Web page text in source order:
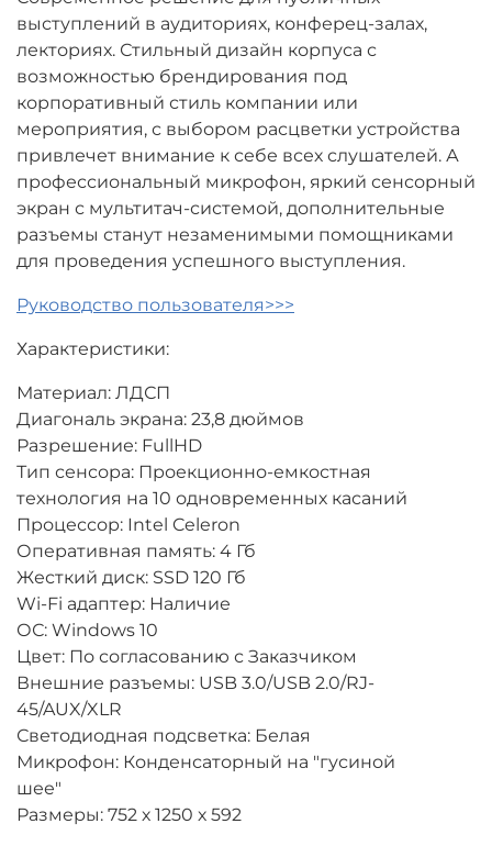
выступлений в аудиториях, конферец-залах,
лекториях. Стильный дизайн корпуса с
возможностью брендирования под
корпоративный стиль компании или
мероприятия, с выбором расцветки устройства
привлечет внимание к себе всех слушателей. А
профессиональный микрофон, яркий сенсорный
экран с мультитач-системой, дополнительные
разъемы станут незаменимыми помощниками
для проведения успешного выступления.
Руководство пользователя>>>
Характеристики:
Материал: ЛДСП
Диагональ экрана: 23,8 дюймов
Разрешение: FullHD
Тип сенсора: Проекционно-емкостная
технология на 10 одновременных касаний
Процессор: Intel Celeron
Оперативная память: 4 Гб
Жесткий диск: SSD 120 Гб
Wi-Fi адаптер: Наличие
ОС: Windows 10
Цвет: По согласованию с Заказчиком
Внешние разъемы: USB 3.0/USB 2.0/RJ-
45/AUX/XLR
Светодиодная подсветка: Белая
Микрофон: Конденсаторный на "гусиной
шее"
Размеры: 752 х 1250 х 592